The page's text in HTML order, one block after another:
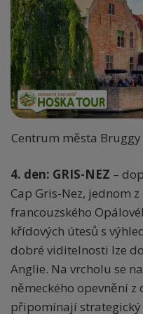
Centrum města
4. den: GRIS-NEZ –
Cap Gris-Nez, jednom
francouzského
křídových útesů s
dobré viditelnosti lze
Anglie. Na vrcholu se
německého opevnění z
připomínají